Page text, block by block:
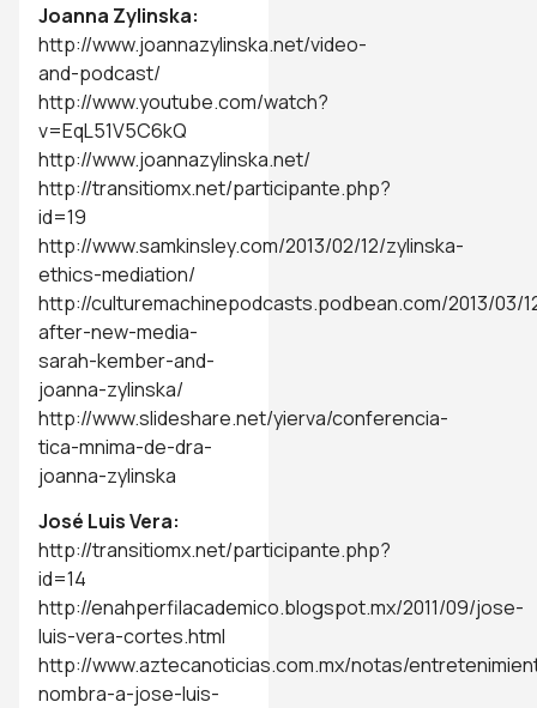
Joanna Zylinska:
http://www.joannazylinska.net/video-
and-podcast/
http://www.youtube.com/watch?
v=EqL51V5C6kQ
http://www.joannazylinska.net/
http://transitiomx.net/participante.php?
id=19
http://www.samkinsley.com/2013/02/12/zylinska-
ethics-mediation/
http://culturemachinepodcasts.podbean.com/2013/03/
after-new-media-
sarah-kember-and-
joanna-zylinska/
http://www.slideshare.net/yierva/conferencia-
tica-mnima-de-dra-
joanna-zylinska
José Luis Vera:
http://transitiomx.net/participante.php?
id=14
http://enahperfilacademico.blogspot.mx/2011/09/jose-
luis-vera-cortes.html
http://www.aztecanoticias.com.mx/notas/
nombra-a-jose-luis-